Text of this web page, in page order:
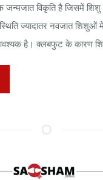
विकृति है जिसमें शिशु
ज्यादातर नवजात शिशुओं
है। क्लबफुट के कारण